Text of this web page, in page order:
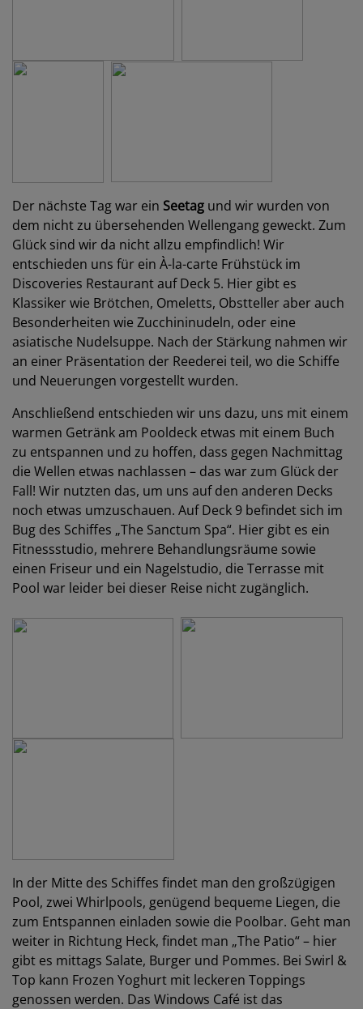
Der nächste Tag war ein Seetag und wir wurden von
dem nicht zu übersehenden Wellengang geweckt. Zum
Glück sind wir da nicht allzu empfindlich! Wir
entschieden uns für ein À-la-carte Frühstück im
Discoveries Restaurant auf Deck 5. Hier gibt es
Klassiker wie Brötchen, Omeletts, Obstteller aber auch
Besonderheiten wie Zucchininudeln, oder eine
asiatische Nudelsuppe. Nach der Stärkung nahmen wir
an einer Präsentation der Reederei teil, wo die Schiffe
und Neuerungen vorgestellt wurden.
Anschließend entschieden wir uns dazu, uns mit einem
warmen Getränk am Pooldeck etwas mit einem Buch
zu entspannen und zu hoffen, dass gegen Nachmittag
die Wellen etwas nachlassen – das war zum Glück der
Fall! Wir nutzten das, um uns auf den anderen Decks
noch etwas umzuschauen. Auf Deck 9 befindet sich im
Bug des Schiffes „The Sanctum Spa“. Hier gibt es ein
Fitnessstudio, mehrere Behandlungsräume sowie
einen Friseur und ein Nagelstudio, die Terrasse mit
Pool war leider bei dieser Reise nicht zugänglich.
In der Mitte des Schiffes findet man den großzügigen
Pool, zwei Whirlpools, genügend bequeme Liegen, die
zum Entspannen einladen sowie die Poolbar. Geht man
weiter in Richtung Heck, findet man „The Patio“ – hier
gibt es mittags Salate, Burger und Pommes. Bei Swirl &
Top kann Frozen Yoghurt mit leckeren Toppings
genossen werden. Das Windows Café ist das